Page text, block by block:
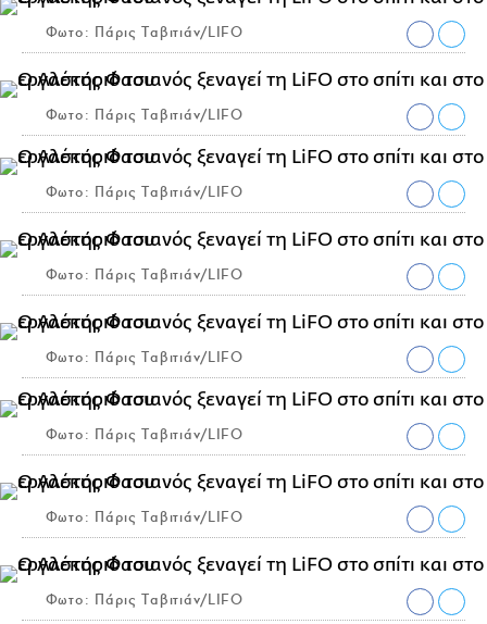
Φωτο: Πάρις Ταβιτιάν/LIFO
Φωτο: Πάρις Ταβιτιάν/LIFO
Φωτο: Πάρις Ταβιτιάν/LIFO
Φωτο: Πάρις Ταβιτιάν/LIFO
Φωτο: Πάρις Ταβιτιάν/LIFO
Φωτο: Πάρις Ταβιτιάν/LIFO
Φωτο: Πάρις Ταβιτιάν/LIFO
Φωτο: Πάρις Ταβιτιάν/LIFO